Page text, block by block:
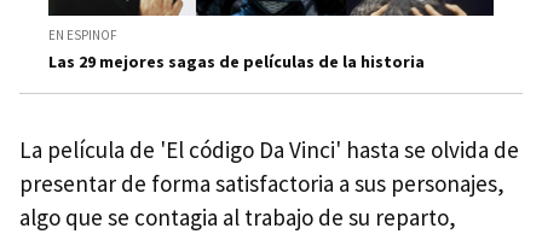
EN ESPINOF
Las 29 mejores sagas de películas de la historia
La película de 'El código Da Vinci' hasta se olvida de
presentar de forma satisfactoria a sus personajes,
algo que se contagia al trabajo de su reparto,